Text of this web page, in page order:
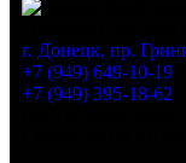
г. Донецк, пр.
+7 (949) 649-10-19
+7 (949) 395-18-62